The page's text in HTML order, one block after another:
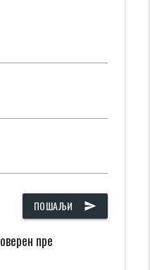
ПОШАЉИ send
пре